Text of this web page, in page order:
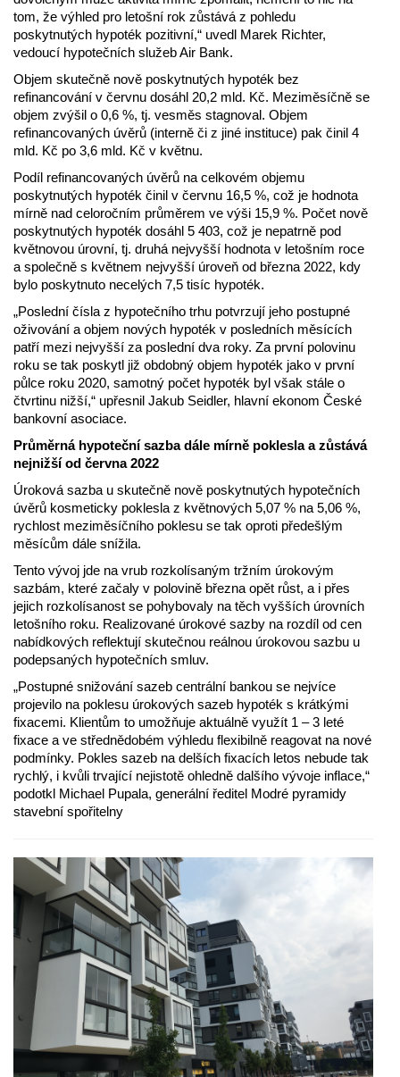
tom, že výhled pro letošní rok zůstává z pohledu
poskytnutých hypoték pozitivní,“ uvedl Marek Richter,
vedoucí hypotečních služeb Air Bank.
Objem skutečně nově poskytnutých hypoték bez
refinancování v červnu dosáhl 20,2 mld. Kč. Meziměsíčně se
objem zvýšil o 0,6 %, tj. vesměs stagnoval. Objem
refinancovaných úvěrů (interně či z jiné instituce) pak činil 4
mld. Kč po 3,6 mld. Kč v květnu.
Podíl refinancovaných úvěrů na celkovém objemu
poskytnutých hypoték činil v červnu 16,5 %, což je hodnota
mírně nad celoročním průměrem ve výši 15,9 %. Počet nově
poskytnutých hypoték dosáhl 5 403, což je nepatrně pod
květnovou úrovní, tj. druhá nejvyšší hodnota v letošním roce
a společně s květnem nejvyšší úroveň od března 2022, kdy
bylo poskytnuto necelých 7,5 tisíc hypoték.
„Poslední čísla z hypotečního trhu potvrzují jeho postupné
oživování a objem nových hypoték v posledních měsících
patří mezi nejvyšší za poslední dva roky. Za první polovinu
roku se tak poskytl již obdobný objem hypoték jako v první
půlce roku 2020, samotný počet hypoték byl však stále o
čtvrtinu nižší,“ upřesnil Jakub Seidler, hlavní ekonom České
bankovní asociace.
Průměrná hypoteční sazba dále mírně poklesla a zůstává
nejnižší od června 2022
Úroková sazba u skutečně nově poskytnutých hypotečních
úvěrů kosmeticky poklesla z květnových 5,07 % na 5,06 %,
rychlost meziměsíčního poklesu se tak oproti předešlým
měsícům dále snížila.
Tento vývoj jde na vrub rozkolísaným tržním úrokovým
sazbám, které začaly v polovině března opět růst, a i přes
jejich rozkolísanost se pohybovaly na těch vyšších úrovních
letošního roku. Realizované úrokové sazby na rozdíl od cen
nabídkových reflektují skutečnou reálnou úrokovou sazbu u
podepsaných hypotečních smluv.
„Postupné snižování sazeb centrální bankou se nejvíce
projevilo na poklesu úrokových sazeb hypoték s krátkými
fixacemi. Klientům to umožňuje aktuálně využít 1 – 3 leté
fixace a ve střednědobém výhledu flexibilně reagovat na nové
podmínky. Pokles sazeb na delších fixacích letos nebude tak
rychlý, i kvůli trvající nejistotě ohledně dalšího vývoje inflace,“
podotkl Michael Pupala, generální ředitel Modré pyramidy
stavební spořitelny